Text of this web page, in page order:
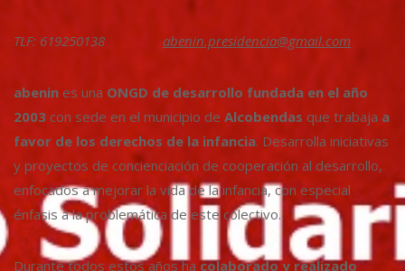
TLF: 619250138 abenin.presidencia@gmail.com
abenin es una ONGD de desarrollo fundada en el año
2003 con sede en el municipio de Alcobendas que trabaja a
favor de los derechos de la infancia. Desarrolla iniciativas
y proyectos de concienciación de cooperación al desarrollo,
enfocados a mejorar la vida de la infancia, con especial
énfasis a la problemática de este colectivo.
Durante todos estos años hacolaborado y realizado